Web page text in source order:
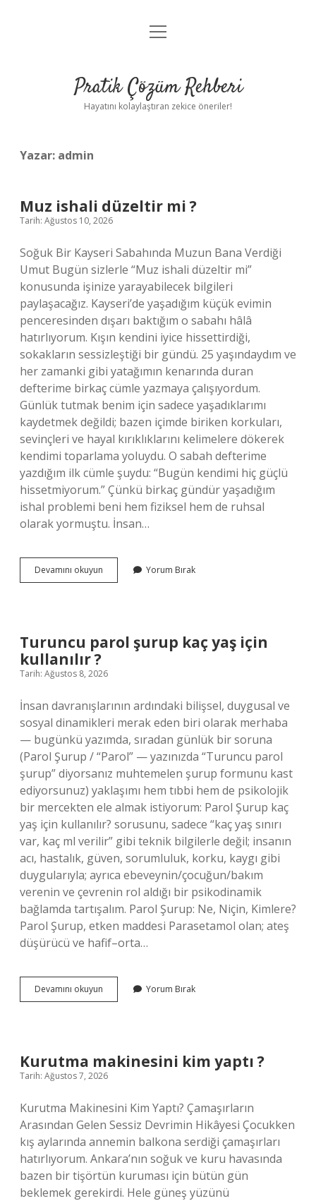
Anasayfa
Yasal Uyarı
menüyü
Pratik Çözüm Rehberi
Hayatını kolaylaştıran zekice öneriler!
Yazar: admin
Muz ishali düzeltir mi ?
Tarih: Ağustos 10, 2026
Soğuk Bir Kayseri Sabahında Muzun Bana Verdiği
Umut Bugün sizlerle “Muz ishali düzeltir mi”
konusunda işinize yarayabilecek bilgileri
paylaşacağız. Kayseri’de yaşadığım küçük evimin
penceresinden dışarı baktığım o sabahı hâlâ
hatırlıyorum. Kışın kendini iyice hissettirdiği,
sokakların sessizleştiği bir gündü. 25 yaşındaydım ve
her zamanki gibi yatağımın kenarında duran
defterime birkaç cümle yazmaya çalışıyordum.
Günlük tutmak benim için sadece yaşadıklarımı
kaydetmek değildi; bazen içimde biriken korkuları,
sevinçleri ve hayal kırıklıklarını kelimelere dökerek
kendimi toparlama yoluydu. O sabah defterime
yazdığım ilk cümle şuydu: “Bugün kendimi hiç güçlü
hissetmiyorum.” Çünkü birkaç gündür yaşadığım
ishal problemi beni hem fiziksel hem de ruhsal
olarak yormuştu. İnsan…
Devamını okuyun
ishali
Yorum Bırak
Turuncu parol şurup kaç yaş için
kullanılır ?
Tarih: Ağustos 8, 2026
İnsan davranışlarının ardındaki bilişsel, duygusal ve
sosyal dinamikleri merak eden biri olarak merhaba
— bugünkü yazımda, sıradan günlük bir soruna
(Parol Şurup / “Parol” — yazınızda “Turuncu parol
şurup” diyorsanız muhtemelen şurup formunu kast
ediyorsunuz) yaklaşımı hem tıbbi hem de psikolojik
bir mercekten ele almak istiyorum: Parol Şurup kaç
yaş için kullanılır? sorusunu, sadece “kaç yaş sınırı
var, kaç ml verilir” gibi teknik bilgilerle değil; insanın
acı, hastalık, güven, sorumluluk, korku, kaygı gibi
duygularıyla; ayrıca ebeveynin/çocuğun/bakım
verenin ve çevrenin rol aldığı bir psikodinamik
bağlamda tartışalım. Parol Şurup: Ne, Niçin, Kimlere?
Parol Şurup, etken maddesi Parasetamol olan; ateş
düşürücü ve hafif–orta…
Devamını okuyun Turuncu
parol
kullanılır
?
Yorum Bırak
Kurutma makinesini kim yaptı ?
Tarih: Ağustos 7, 2026
Kurutma Makinesini Kim Yaptı? Çamaşırların
Arasından Gelen Sessiz Devrimin Hikâyesi Çocukken
kış aylarında annemin balkona serdiği çamaşırları
hatırlıyorum. Ankara’nın soğuk ve kuru havasında
bazen bir tişörtün kuruması için bütün gün
beklemek gerekirdi. Hele güneş yüzünü